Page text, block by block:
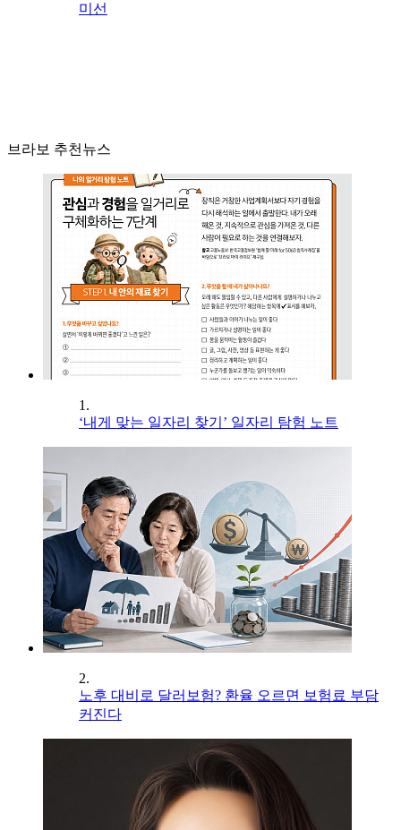
미선
브라보 추천뉴스
1.
‘내게 맞는 일자리 찾기’ 일자리 탐험 노트
2.
노후 대비로 달러보험? 환율 오르면 보험료 부담
커진다